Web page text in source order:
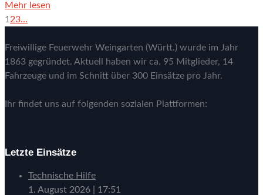
Mehr lesen
123…
Freiwillige Feuerwehr Weingarten (Württ.) wurde im Jahr
1863 gegründet. Aktuell haben wir ca. 95 Mitglieder, 14
Fahrzeuge und im Schnitt über 300 Einsätze pro Jahr.
Ihr findet uns auf folgenden sozialen Plattformen:
Letzte Einsätze
Technische Hilfe
1. August 2026
17:51